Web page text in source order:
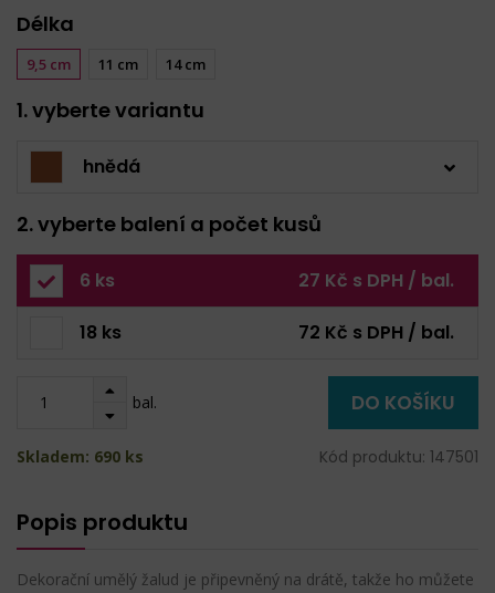
Délka
9,5 cm 11 cm 14 cm
1. vyberte variantu
hnědá
2. vyberte balení a počet kusů
6 ks 27 Kč s DPH / bal.
18 ks 72 Kč s DPH / bal.
bal. DO KOŠÍKU
Skladem: 690 ks Kód produktu: 147501
Popis produktu
Dekorační umělý žalud je připevněný na drátě, takže ho můžete